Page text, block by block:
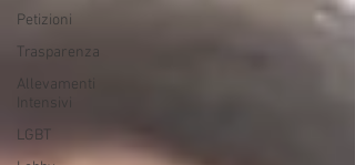
Petizioni
Trasparenza
Allevamenti
Intensivi
LGBT